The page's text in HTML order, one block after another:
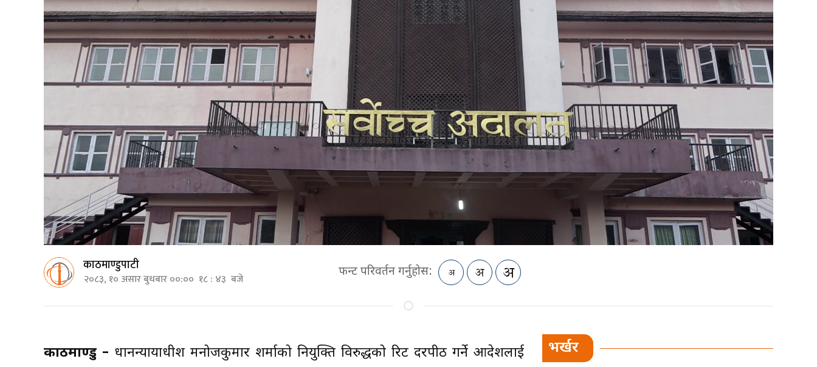
काठमाण्डुपाटी
२०८३, १० असार बुधबार ००:०० १८ : ४३ बजे फन्ट परिवर्तन गर्नुहोस:
काठमाण्डु – प्रधानन्यायाधीश मनोजकुमार शर्माको नियुक्ति विरुद्धको रिट दरपीठ गर्ने आदेशलाई
भर्खर